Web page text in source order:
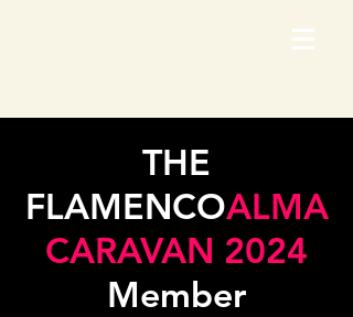
THE
FLAMENCOALMA
CARAVAN 2024
Member